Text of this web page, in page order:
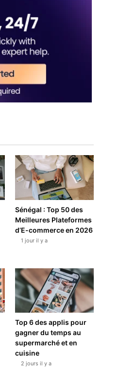
Sénégal : Top 50 des
Meilleures Plateformes
d’E-commerce en 2026
1 jour il y a
Top 6 des applis pour
gagner du temps au
supermarché et en
cuisine
2 jours il y a